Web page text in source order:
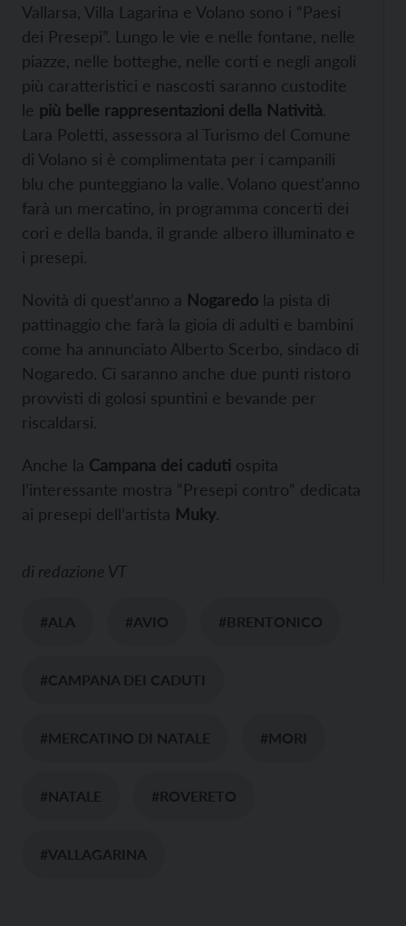
Vallarsa, Villa Lagarina e Volano sono i “Paesi
dei Presepi”. Lungo le vie e nelle fontane, nelle
piazze, nelle botteghe, nelle corti e negli angoli
più caratteristici e nascosti saranno custodite
le più belle rappresentazioni della Natività.
Lara Poletti, assessora al Turismo del Comune
di Volano si è complimentata per i campanili
blu che punteggiano la valle. Volano quest’anno
farà un mercatino, in programma concerti dei
cori e della banda, il grande albero illuminato e
i presepi.
Novità di quest’anno a Nogaredo la pista di
pattinaggio che farà la gioia di adulti e bambini
come ha annunciato Alberto Scerbo, sindaco di
Nogaredo. Ci saranno anche due punti ristoro
provvisti di golosi spuntini e bevande per
riscaldarsi.
Anche la Campana dei caduti ospita
l’interessante mostra “Presepi contro” dedicata
ai presepi dell’artista Muky.
di redazione VT
#ALA #AVIO #BRENTONICO
#CAMPANA DEI CADUTI
#MERCATINO DI NATALE #MORI
#NATALE #ROVERETO
#VALLAGARINA